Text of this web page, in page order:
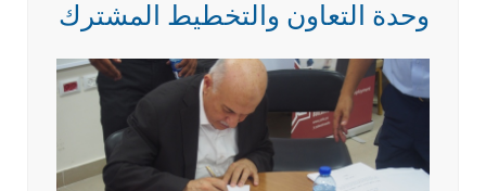
وحدة التعاون والتخطيط المشترك